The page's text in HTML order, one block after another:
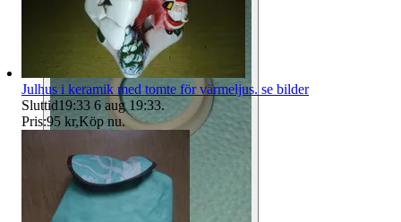
Julhus i keramik med tomte för värmeljus. se bilder
Sluttid19:33 6 aug 19:33.
Pris:95 kr,Köp nu.